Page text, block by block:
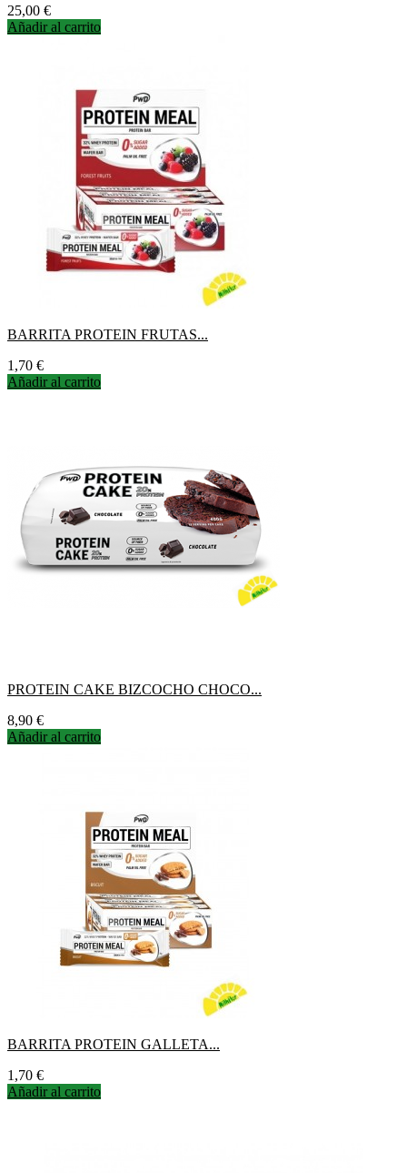
Precio
25,00 €
Añadir al carrito
BARRITA PROTEIN FRUTAS...
Precio
1,70 €
Añadir al carrito
PROTEIN CAKE BIZCOCHO CHOCO...
Precio
8,90 €
Añadir al carrito
BARRITA PROTEIN GALLETA...
Precio
1,70 €
Añadir al carrito